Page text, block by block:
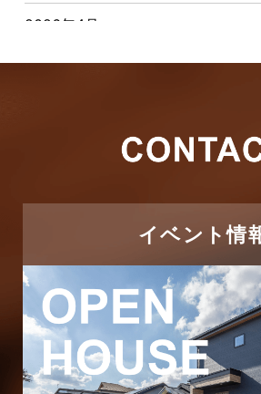
つくばエクスプレス線
ピアラシティ店-ブログ
ブログ
マンション経営活用事例
2026年4月
2025年11月
2025年10月
2025年9月
イベント情